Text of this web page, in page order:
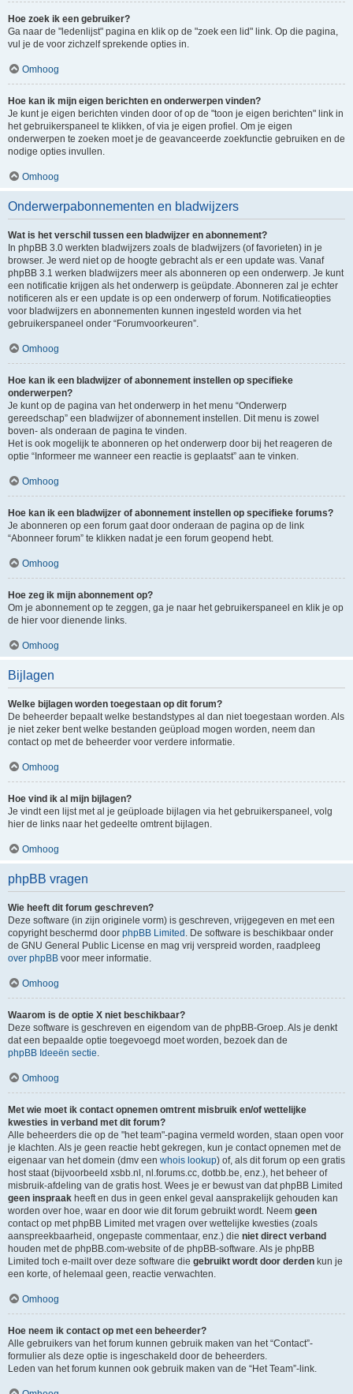
Hoe zoek ik een gebruiker?
Ga naar de "ledenlijst" pagina en klik op de "zoek een lid" link. Op die pagina,
vul je de voor zichzelf sprekende opties in.
Omhoog
Hoe kan ik mijn eigen berichten en onderwerpen vinden?
Je kunt je eigen berichten vinden door of op de "toon je eigen berichten" link in
het gebruikerspaneel te klikken, of via je eigen profiel. Om je eigen
onderwerpen te zoeken moet je de geavanceerde zoekfunctie gebruiken en de
nodige opties invullen.
Omhoog
Onderwerpabonnementen en bladwijzers
Wat is het verschil tussen een bladwijzer en abonnement?
In phpBB 3.0 werkten bladwijzers zoals de bladwijzers (of favorieten) in je
browser. Je werd niet op de hoogte gebracht als er een update was. Vanaf
phpBB 3.1 werken bladwijzers meer als abonneren op een onderwerp. Je kunt
een notificatie krijgen als het onderwerp is geüpdate. Abonneren zal je echter
notificeren als er een update is op een onderwerp of forum. Notificatieopties
voor bladwijzers en abonnementen kunnen ingesteld worden via het
gebruikerspaneel onder “Forumvoorkeuren”.
Omhoog
Hoe kan ik een bladwijzer of abonnement instellen op specifieke
onderwerpen?
Je kunt op de pagina van het onderwerp in het menu “Onderwerp
gereedschap” een bladwijzer of abonnement instellen. Dit menu is zowel
boven- als onderaan de pagina te vinden.
Het is ook mogelijk te abonneren op het onderwerp door bij het reageren de
optie “Informeer me wanneer een reactie is geplaatst” aan te vinken.
Omhoog
Hoe kan ik een bladwijzer of abonnement instellen op specifieke forums?
Je abonneren op een forum gaat door onderaan de pagina op de link
“Abonneer forum” te klikken nadat je een forum geopend hebt.
Omhoog
Hoe zeg ik mijn abonnement op?
Om je abonnement op te zeggen, ga je naar het gebruikerspaneel en klik je op
de hier voor dienende links.
Omhoog
Bijlagen
Welke bijlagen worden toegestaan op dit forum?
De beheerder bepaalt welke bestandstypes al dan niet toegestaan worden. Als
je niet zeker bent welke bestanden geüpload mogen worden, neem dan
contact op met de beheerder voor verdere informatie.
Omhoog
Hoe vind ik al mijn bijlagen?
Je vindt een lijst met al je geüploade bijlagen via het gebruikerspaneel, volg
hier de links naar het gedeelte omtrent bijlagen.
Omhoog
phpBB vragen
Wie heeft dit forum geschreven?
Deze software (in zijn originele vorm) is geschreven, vrijgegeven en met een
copyright beschermd door phpBB Limited . De software is beschikbaar onder
de GNU General Public License en mag vrij verspreid worden, raadpleeg
over phpBB voor meer informatie.
Omhoog
Waarom is de optie X niet beschikbaar?
Deze software is geschreven en eigendom van de phpBB-Groep. Als je denkt
dat een bepaalde optie toegevoegd moet worden, bezoek dan de
phpBB Ideeën sectie.
Omhoog
Met wie moet ik contact opnemen omtrent misbruik en/of wettelijke
kwesties in verband met dit forum?
Alle beheerders die op de "het team"-pagina vermeld worden, staan open voor
je klachten. Als je geen reactie hebt gekregen, kun je contact opnemen met de
eigenaar van het domein (dmv een whois lookup) of, als dit forum op een gratis
host staat (bijvoorbeeld xsbb.nl, nl.forums.cc, dotbb.be, enz.), het beheer of
misbruik-afdeling van de gratis host. Wees je er bewust van dat phpBB Limited
geen inspraak heeft en dus in geen enkel geval aansprakelijk gehouden kan
worden over hoe, waar en door wie dit forum gebruikt wordt. Neem geen
contact op met phpBB Limited met vragen over wettelijke kwesties (zoals
aanspreekbaarheid, ongepaste commentaar, enz.) die niet direct verband
houden met de phpBB.com-website of de phpBB-software. Als je phpBB
Limited toch e-mailt over deze software die gebruikt wordt door derden kun je
een korte, of helemaal geen, reactie verwachten.
Omhoog
Hoe neem ik contact op met een beheerder?
Alle gebruikers van het forum kunnen gebruik maken van het “Contact”-
formulier als deze optie is ingeschakeld door de beheerders.
Leden van het forum kunnen ook gebruik maken van de “Het Team”-link.